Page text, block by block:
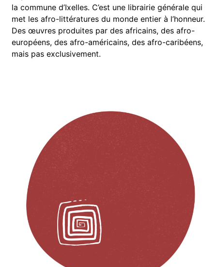
la commune d’Ixelles. C’est une librairie générale qui
met les afro-littératures du monde entier à l’honneur.
Des œuvres produites par des africains, des afro-
européens, des afro-américains, des afro-caribéens,
mais pas exclusivement.